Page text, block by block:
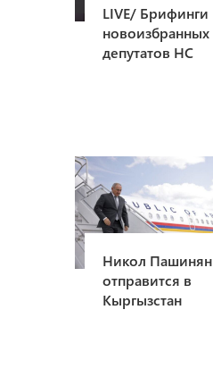
LIVE/ Брифинги
новоизбранных
депутатов НС
Никол Пашинян
отправится в
Кыргызстан